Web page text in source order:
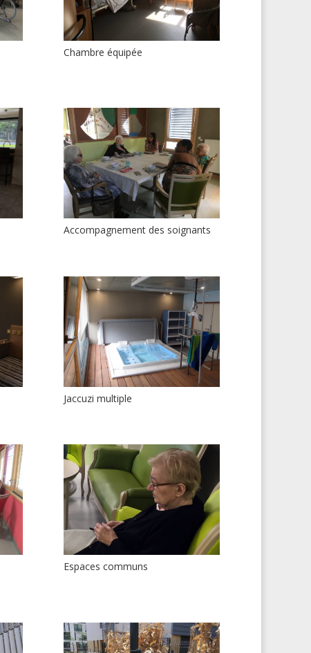
Chambre équipée
Accompagnement des soignants
Jaccuzi multiple
Espaces communs